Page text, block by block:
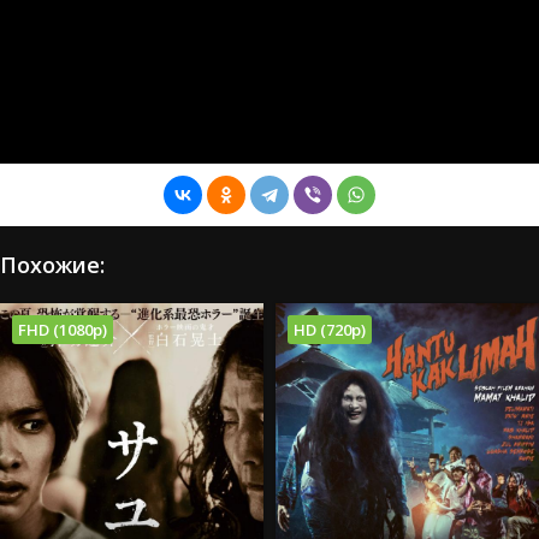
Похожие:
FHD (1080p) HD (720p)